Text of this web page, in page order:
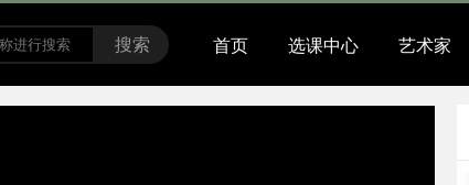
搜索 首页 选课中心 艺术家